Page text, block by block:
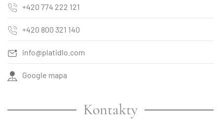
+420 774 222 121
+420 800 321 140
info@platidlo.com
Google mapa
Kontakty